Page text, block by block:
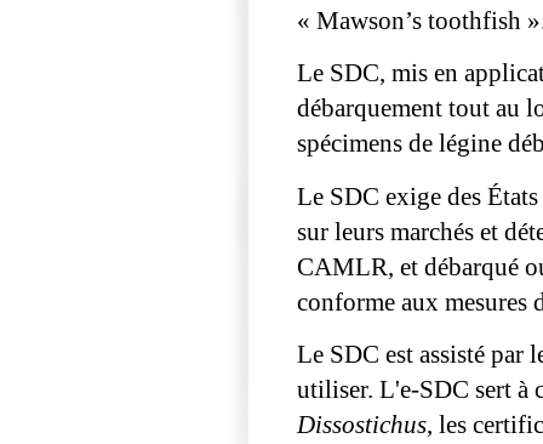
« Mawson’s toothfish
Le SDC, mis en
débarquement tout au
spécimens de légine
Le SDC exige des
sur leurs marchés et
CAMLR, et débarqué
conforme aux mesures
Le SDC est assisté par
utiliser. L'e-SDC sert à
Dissostichus, les